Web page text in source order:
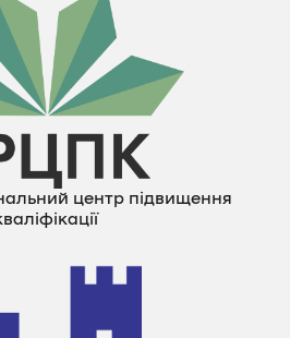
центр підвищення